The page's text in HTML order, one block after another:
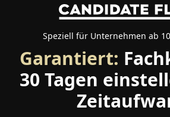
Speziell für Unternehmen ab
Garantiert:
30 Tagen